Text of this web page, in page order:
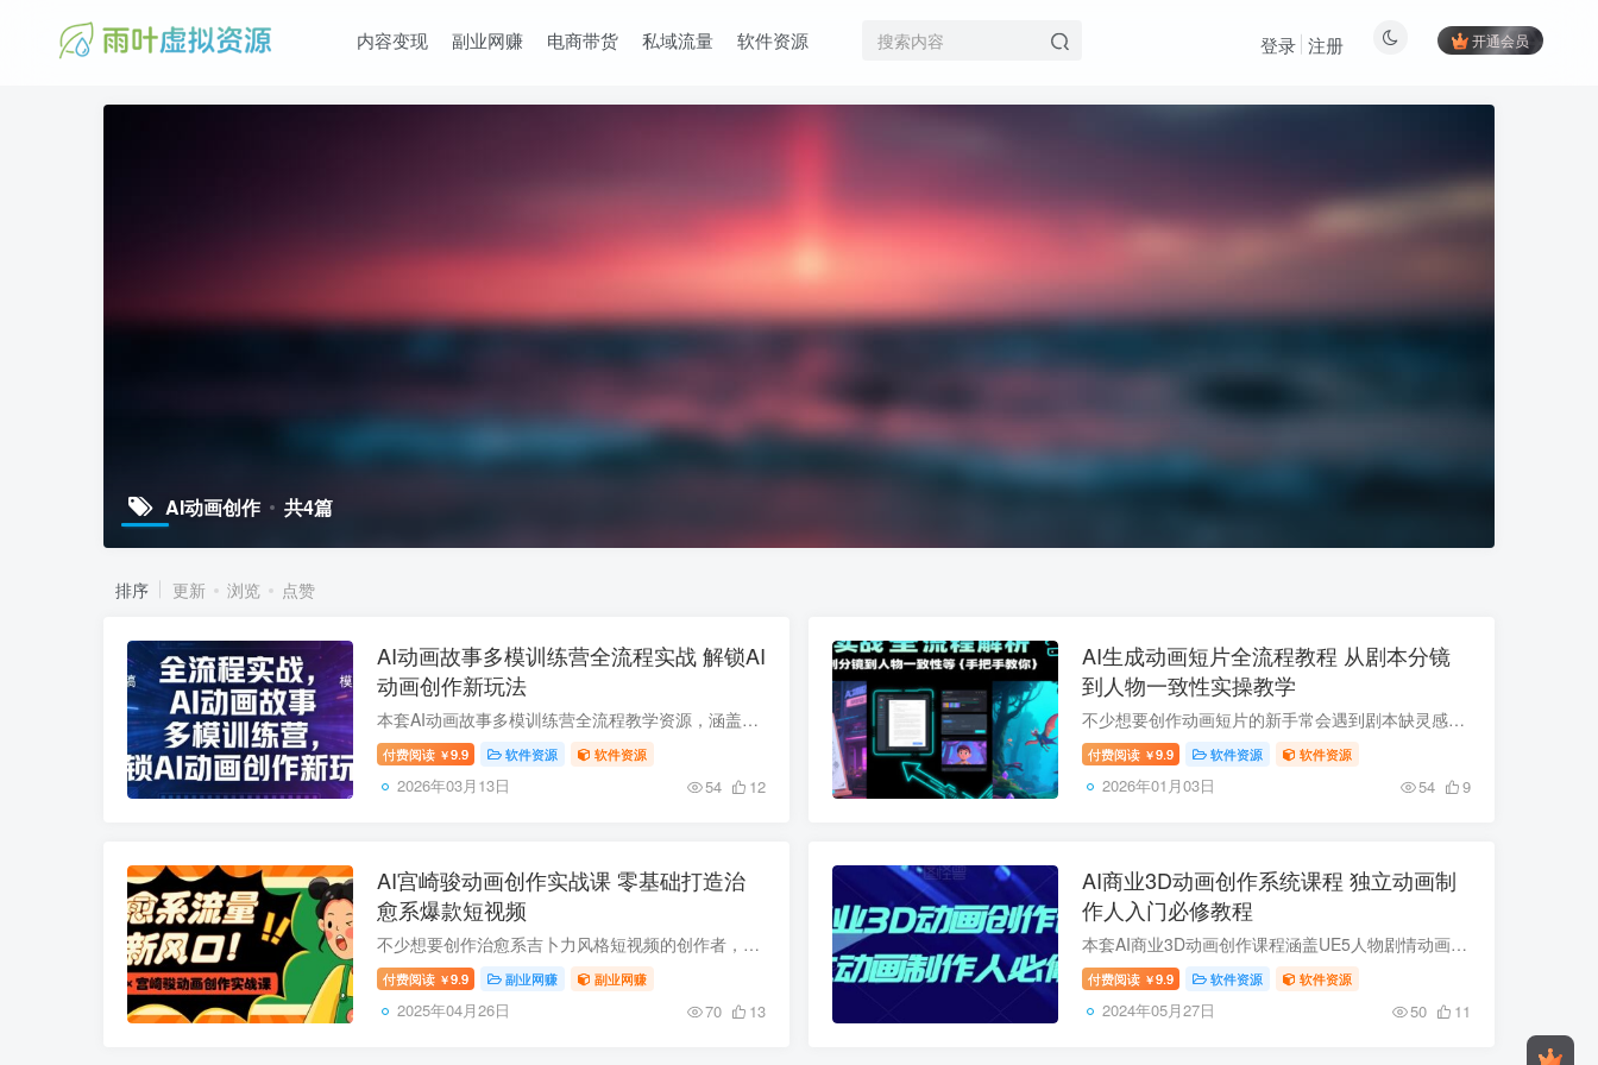
内容变现 副业网赚 电商带货 私域流量 软件资源 开通会员
登录 注册
AI动画创作 共4篇
排序 更新 浏览 点赞
AI动画故事多模训练营全流程实战 解锁AI
动画创作新玩法
本套AI动画故事多模训练营全流程教学资源，涵盖小白入门千问答疑、225种文案开头公式与25种衔接模板讲解、图生视频实操案例、AI生图卡控技巧、配音工具用法、漫剧/动画全流程制作方法，还有变现...
付费阅读 ￥9.9 软件资源 软件资源
2026年03月13日 54 12
AI生成动画短片全流程教程 从剧本分镜
到人物一致性实操教学
不少想要创作动画短片的新手常会遇到剧本缺灵感、分镜不会画、AI生成人物不稳定、全流程衔接不畅等问题，传统动画创作门槛高让人望而却步。本次分享的AI动画创作全流程实战课程，覆盖从剧本构思...
付费阅读 ￥9.9 软件资源 软件资源
2026年01月03日 54 9
AI宫崎骏动画创作实战课 零基础打造治
愈系爆款短视频
不少想要创作治愈系吉卜力风格短视频的创作者，常卡在软件操作、风格把控等环节。本门AI+宫崎骏动画创作实战课从基础实操讲起，覆盖提示词撰写、素材风格转换、专属动画生成等核心技能，还附带...
付费阅读 ￥9.9 副业网赚 副业网赚
2025年04月26日 70 13
AI商业3D动画创作系统课程 独立动画制
作人入门必修教程
本套AI商业3D动画创作课程涵盖UE5人物剧情动画、3D人物生成、场景搭建、动作捕捉、C4D建模、AE/PR剪辑、AI辅助创作等内容，从软件安装、基础操作到进阶实战全流程讲解，还附接单技巧、设备配置...
付费阅读 ￥9.9 软件资源 软件资源
2024年05月27日 50 11